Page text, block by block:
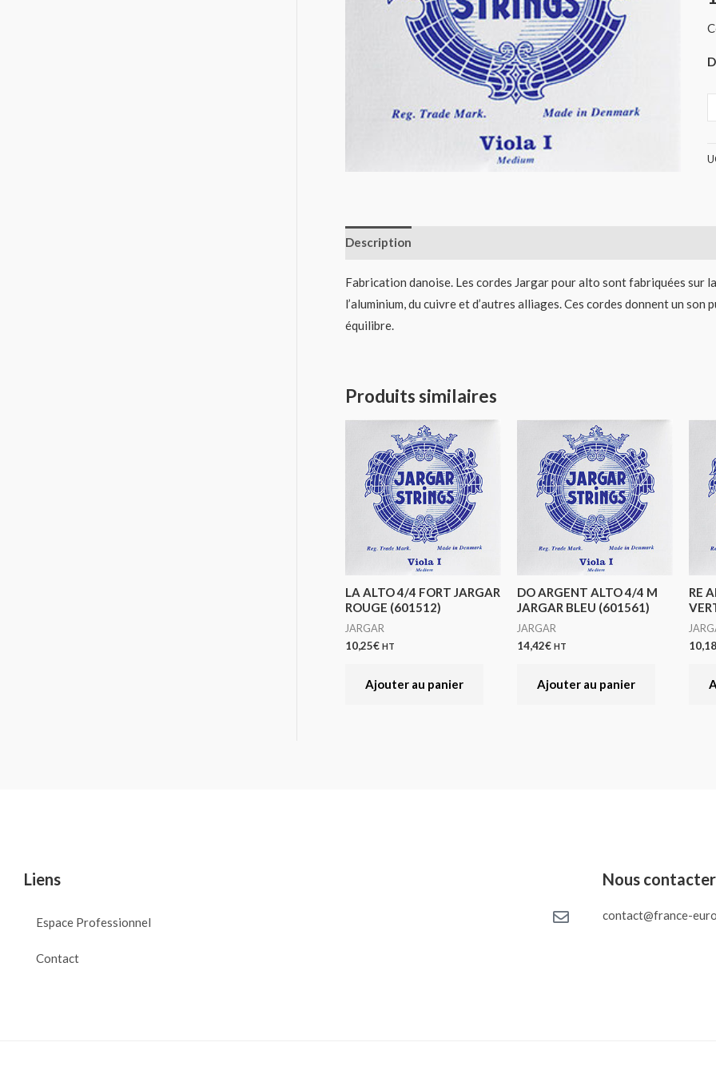
Description
Fabrication danoise. Les cordes Jargar pour alto sont fabriquées sur
l’aluminium, du cuivre et d’autres alliages. Ces cordes donnent un
équilibre.
Produits similaires
LA ALTO 4/4 FORT JARGAR
ROUGE (601512)
JARGAR
10,25€ HT
Ajouter au panier
DO ARGENT ALTO 4/4 M
JARGAR BLEU (601561)
JARGAR
14,42€ HT
Ajouter au panier
RE
10,18
Liens
Espace Professionnel
Contact
Nous contacter
contact@france-